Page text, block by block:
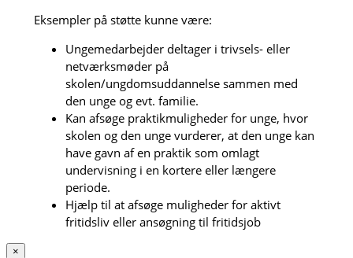
Eksempler på støtte kunne være:
Ungemedarbejder deltager i trivsels- eller
netværksmøder på
skolen/ungdomsuddannelse sammen med
den unge og evt. familie.
Kan afsøge praktikmuligheder for unge, hvor
skolen og den unge vurderer, at den unge kan
have gavn af en praktik som omlagt
undervisning i en kortere eller længere
periode.
Hjælp til at afsøge muligheder for aktivt
fritidsliv eller ansøgning til fritidsjob
×